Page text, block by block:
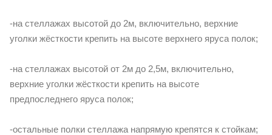
-на стеллажах высотой до 2м, включительно, верхние
уголки жёсткости крепить на высоте верхнего яруса полок;
-на стеллажах высотой от 2м до 2,5м, включительно,
верхние уголки жёсткости крепить на высоте
предпоследнего яруса полок;
-остальные полки стеллажа напрямую крепятся к стойкам;